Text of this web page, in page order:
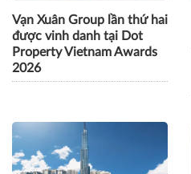
Vạn Xuân Group lần thứ hai
được vinh danh tại Dot
Property Vietnam Awards
2026